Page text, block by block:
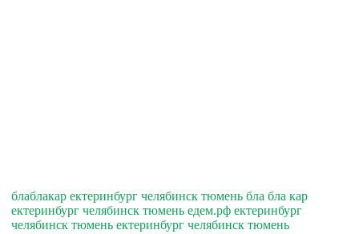
блаблакар ектеринбург челябинск тюмень бла бла кар
ектеринбург челябинск тюмень едем.рф ектеринбург
челябинск тюмень ектеринбург челябинск тюмень